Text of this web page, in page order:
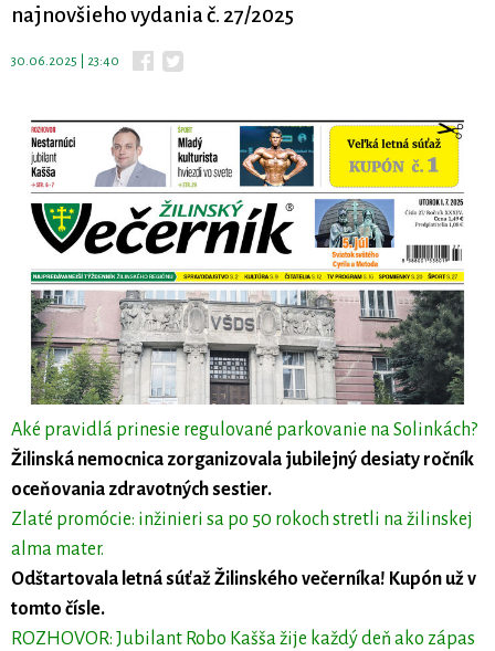
najnovšieho vydania č. 27/2025
30.06.2025 | 23:40
Aké pravidlá prinesie regulované parkovanie na Solinkách?
Žilinská nemocnica zorganizovala jubilejný desiaty ročník
oceňovania zdravotných sestier.
Zlaté promócie: inžinieri sa po 50 rokoch stretli na žilinskej
alma mater.
Odštartovala letná súťaž Žilinského večerníka! Kupón už v
tomto čísle.
ROZHOVOR: Jubilant Robo Kašša žije každý deň ako zápas